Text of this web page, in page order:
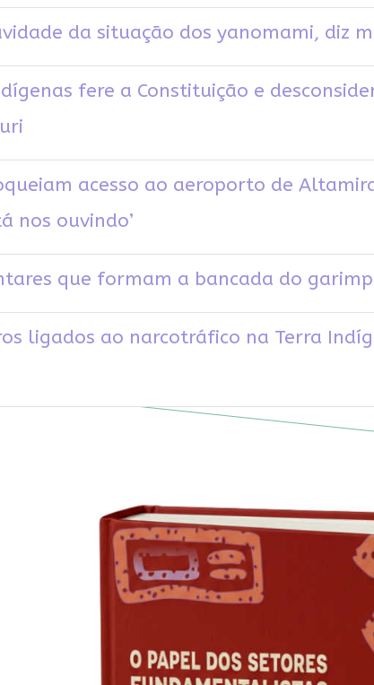
da situação dos yanomami, diz
fere a Constituição e
acesso ao aeroporto de
nos ouvindo’
que formam a bancada do
ligados ao narcotráfico na Terra